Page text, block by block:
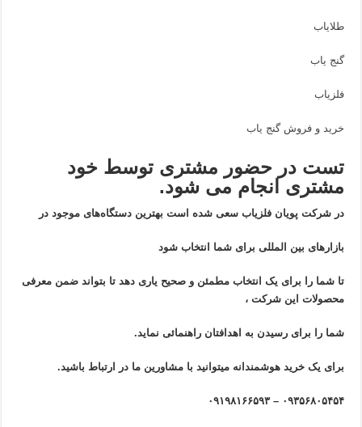
طلایاب
گنج یاب
فلزیاب
خرید و فروش گنج یاب
تست در حضور مشتری توسط خود
مشتری انجام می شود.
در شرکت پویان فلزیاب سعی شده است بهترین دستگاه‌های موجود در
بازار‌های بین المللی برای شما انتخاب شود
تا شما را برای یک انتخاب مطمئن و صحیح یاری دهد تا بتواند ضمن معرفی
محصولات این شرکت ،
شما را برای رسیدن به اهدافتان راهنمائی نماید.
برای یک خرید هوشمندانه میتوانید با مشاورین ما در ارتباط باشید.
۰۹۳۵۶۸۰۵۴۵۴ – ۰۹۱۹۸۱۶۶۵۹۳